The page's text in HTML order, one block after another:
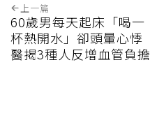
上一篇
60歲男每天起床「喝一
杯熱開水」卻頭暈心悸
醫揭3種人反增血管負擔